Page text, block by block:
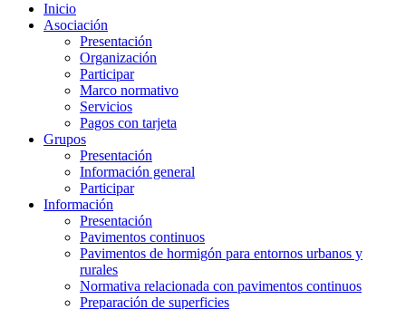
Inicio
Asociación
Presentación
Organización
Participar
Marco normativo
Servicios
Pagos con tarjeta
Grupos
Presentación
Información general
Participar
Información
Presentación
Pavimentos continuos
Pavimentos de hormigón para entornos urbanos y
rurales
Normativa relacionada con pavimentos continuos
Preparación de superficies